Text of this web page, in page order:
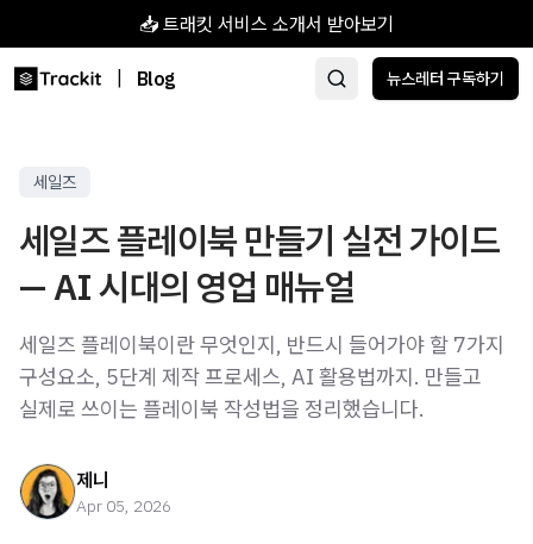
📥 트래킷 서비스 소개서 받아보기
Blog 뉴스레터 구독하기
세일즈
세일즈 플레이북 만들기 실전 가이드
— AI 시대의 영업 매뉴얼
세일즈 플레이북이란 무엇인지, 반드시 들어가야 할 7가지
구성요소, 5단계 제작 프로세스, AI 활용법까지. 만들고
실제로 쓰이는 플레이북 작성법을 정리했습니다.
제니
Apr 05, 2026